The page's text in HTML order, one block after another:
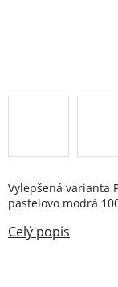
Vylepšená varianta
pastelovo modrá